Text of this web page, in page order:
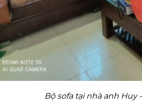
Bộ sofa tại nhà anh Huy